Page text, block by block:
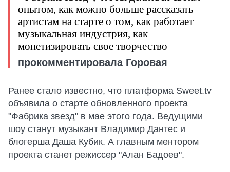
опытом, как можно больше рассказать
артистам на старте о том, как работает
музыкальная индустрия, как
монетизировать свое творчество
прокомментировала Горовая
Ранее стало известно, что платформа Sweet.tv
объявила о старте обновленного проекта
"Фабрика звезд" в мае этого года. Ведущими
шоу станут музыкант Владимир Дантес и
блогерша Даша Кубик. А главным ментором
проекта станет режиссер "Алан Бадоев".